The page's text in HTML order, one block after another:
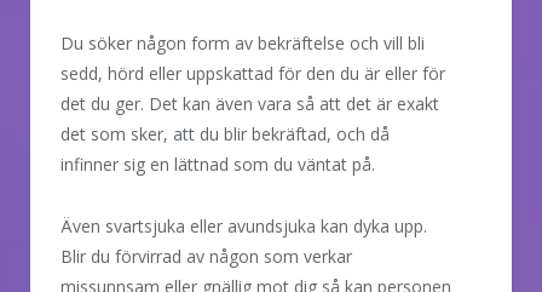
Du söker någon form av bekräftelse och vill bli
sedd, hörd eller uppskattad för den du är eller för
det du ger. Det kan även vara så att det är exakt
det som sker, att du blir bekräftad, och då
infinner sig en lättnad som du väntat på.
Även svartsjuka eller avundsjuka kan dyka upp.
Blir du förvirrad av någon som verkar
missunnsam eller gnällig mot dig så kan personen